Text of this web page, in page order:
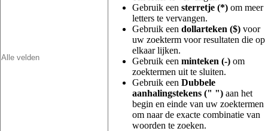
Gebruik een sterretje (*) om meer
letters te vervangen.
Gebruik een dollarteken ($) voor
uw zoekterm voor resultaten die op
elkaar lijken.
Gebruik een minteken (-) om
zoektermen uit te sluiten.
Gebruik een Dubbele
aanhalingstekens (" ") aan het
begin en einde van uw zoektermen
om naar de exacte combinatie van
woorden te zoeken.